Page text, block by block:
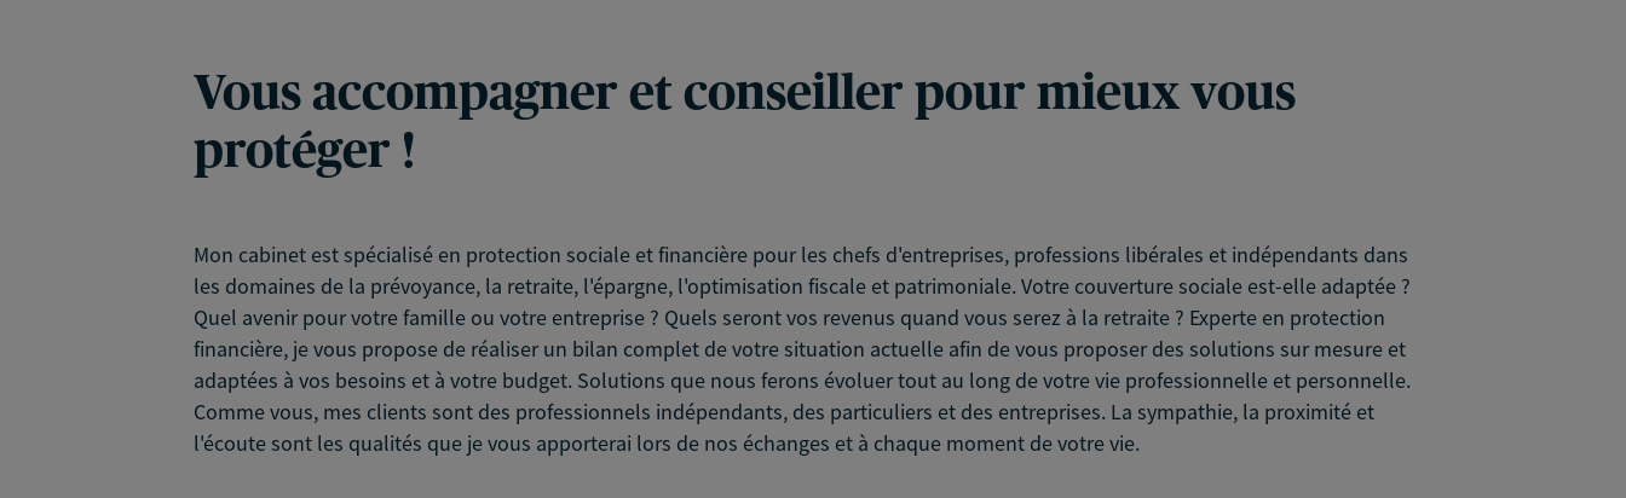
Vous accompagner et conseiller pour mieux vous
protéger !
Mon cabinet est spécialisé en protection sociale et financière pour les chefs d'entreprises, professions libérales et indépendants dans
les domaines de la prévoyance, la retraite, l'épargne, l'optimisation fiscale et patrimoniale. Votre couverture sociale est-elle adaptée ?
Quel avenir pour votre famille ou votre entreprise ? Quels seront vos revenus quand vous serez à la retraite ? Experte en protection
financière, je vous propose de réaliser un bilan complet de votre situation actuelle afin de vous proposer des solutions sur mesure et
adaptées à vos besoins et à votre budget. Solutions que nous ferons évoluer tout au long de votre vie professionnelle et personnelle.
Comme vous, mes clients sont des professionnels indépendants, des particuliers et des entreprises. La sympathie, la proximité et
l'écoute sont les qualités que je vous apporterai lors de nos échanges et à chaque moment de votre vie.